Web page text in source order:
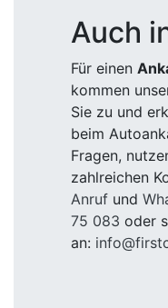
Auch
Für einen
kommen
Sie zu und
beim
Fragen,
zahlreichen
Anruf und
75 083 oder
an: